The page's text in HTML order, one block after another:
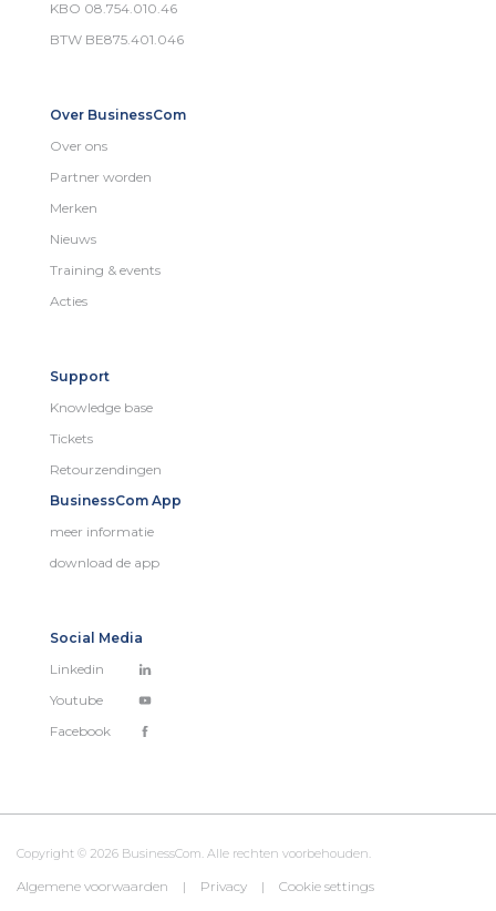
KBO 08.754.010.46
BTW BE875.401.046
Over BusinessCom
Over ons
Partner worden
Merken
Nieuws
Training & events
Acties
Support
Knowledge base
Tickets
Retourzendingen
BusinessCom App
meer informatie
download de app
Social Media
Linkedin
Youtube
Facebook
Copyright © 2026 BusinessCom. Alle rechten voorbehouden.
Algemene voorwaarden | Privacy | Cookie settings